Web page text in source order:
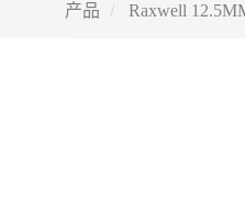
产品 Raxwell